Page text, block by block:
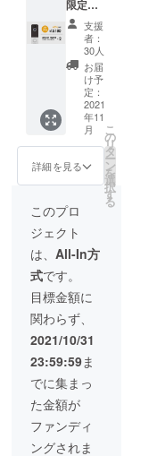
を整え
ること
ができ
たまし
たら、
正規販
売価格
が販売
予定価
可能性
がござ
す。
本語）
×1 ※こ
の商品
は量産
済みで
はあり
ます
が、製
品改良
などの
仕様の
変更が
る可能
性があ
りま
す。 ※
ご支援
を頂け
たこと
によ
り、量
産体制
を整え
ること
ができ
たまし
たら、
正規販
込・送
料込)
【希望
小売価
格
13,800
円の約
30%OF
F】 ・
本体×1
・レ
シー
付け金
セット
・説明
証書(日
本語）
×1 ※こ
の商品
は量産
はあり
ます
品改良
などの
限定早
割 】
『約
45％オ
フ』ス
マホで
ドアホ
ン♪×2 ■
先着30
名様 ■
スマホ
でドア
ホン
■CAMP
FIRE限
定特別
価格(超
早割)
→15,18
0円(税
込・送
料込)
【希望
小売価
格
27,600
円の約
40%OF
F】 ・
本体×2
・レ
支援
者：
30人
お届
け予
定：
2021
年11
月
詳細を見る
こ
の
リ
タ
ー
ン
を
選
択
す
る
このプロ
ジェクト
は、 All-In方
式です。
目標金額に
関わらず、
2021/10/31
23:59:59ま
でに集まっ
た金額が
ファンディ
ングされま